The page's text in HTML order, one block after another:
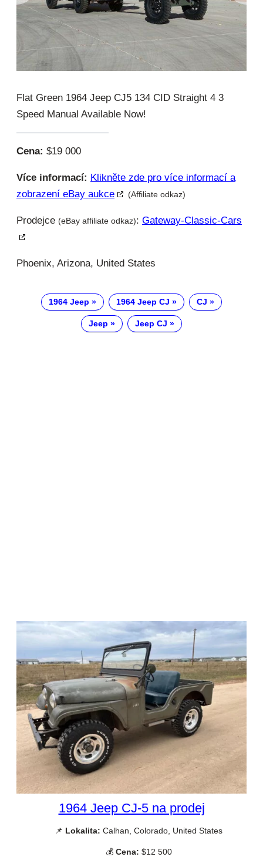
Flat Green 1964 Jeep CJ5 134 CID Straight 4 3
Speed Manual Available Now!
Cena: $19 000
Více informací: Klikněte zde pro více informací a
zobrazení eBay aukce
(Affiliate odkaz)
Prodejce (eBay affiliate odkaz): Gateway-Classic-Cars
Phoenix, Arizona, United States
1964 Jeep 1964 Jeep CJ CJ
Jeep Jeep CJ
1964 Jeep CJ-5 na prodej
📌 Lokalita: Calhan, Colorado, United States
💰 Cena: $12 500